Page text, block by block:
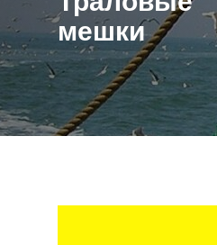
мешки